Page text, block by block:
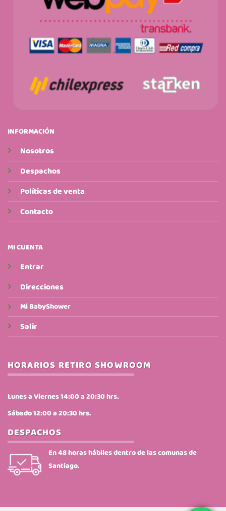
INFORMACIÓN
Nosotros
Despachos
Políticas de venta
Contacto
MI CUENTA
Entrar
Direcciones
Mi BabyShower
Salir
HORARIOS RETIRO SHOWROOM
Lunes a Viernes 14:00 a 20:30 hrs.
Sábado 12:00 a 20:30 hrs.
DESPACHOS
En 48 horas hábiles dentro de las comunas de
Santiago.